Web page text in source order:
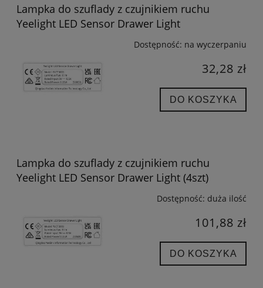
Lampka do szuflady z czujnikiem ruchu
Yeelight LED Sensor Drawer Light
Dostępność: na wyczerpaniu
32,28 zł
DO KOSZYKA
Lampka do szuflady z czujnikiem ruchu
Yeelight LED Sensor Drawer Light (4szt)
Dostępność: duża ilość
101,88 zł
DO KOSZYKA